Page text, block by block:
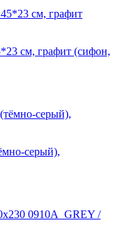
см, графит (сифон,
серый),